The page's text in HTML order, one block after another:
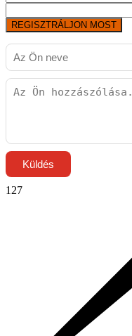
REGISZTRÁLJON MOST
Küldés
127